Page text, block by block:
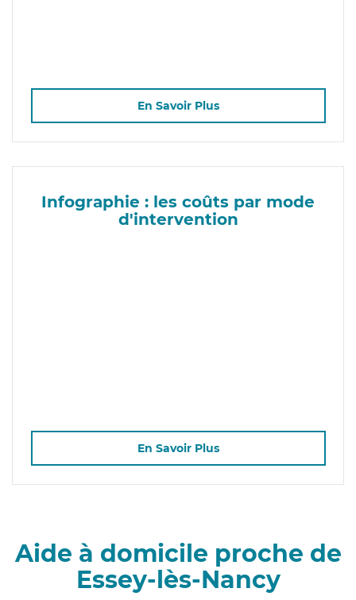
En Savoir Plus
Infographie : les coûts par mode
d'intervention
En Savoir Plus
Aide à domicile proche de
Essey-lès-Nancy